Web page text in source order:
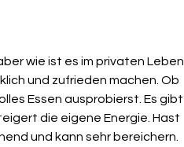
wie ist es im privaten Leben
und zufrieden machen. Ob
Essen ausprobierst. Es gibt
die eigene Energie. Hast
und kann sehr bereichern.